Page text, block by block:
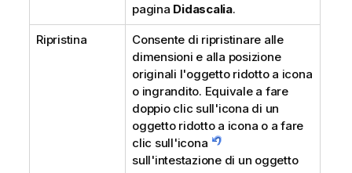
pagina Didascalia.
Ripristina
Consente di ripristinare alle
dimensioni e alla posizione
originali l'oggetto ridotto a icona
o ingrandito. Equivale a fare
doppio clic sull'icona di un
oggetto ridotto a icona o a fare
clic sull'icona
sull'intestazione di un oggetto